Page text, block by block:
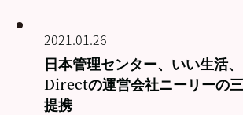
2021.01.26
日本管理センター、いい生活
Directの運営会社ニーリーの
提携